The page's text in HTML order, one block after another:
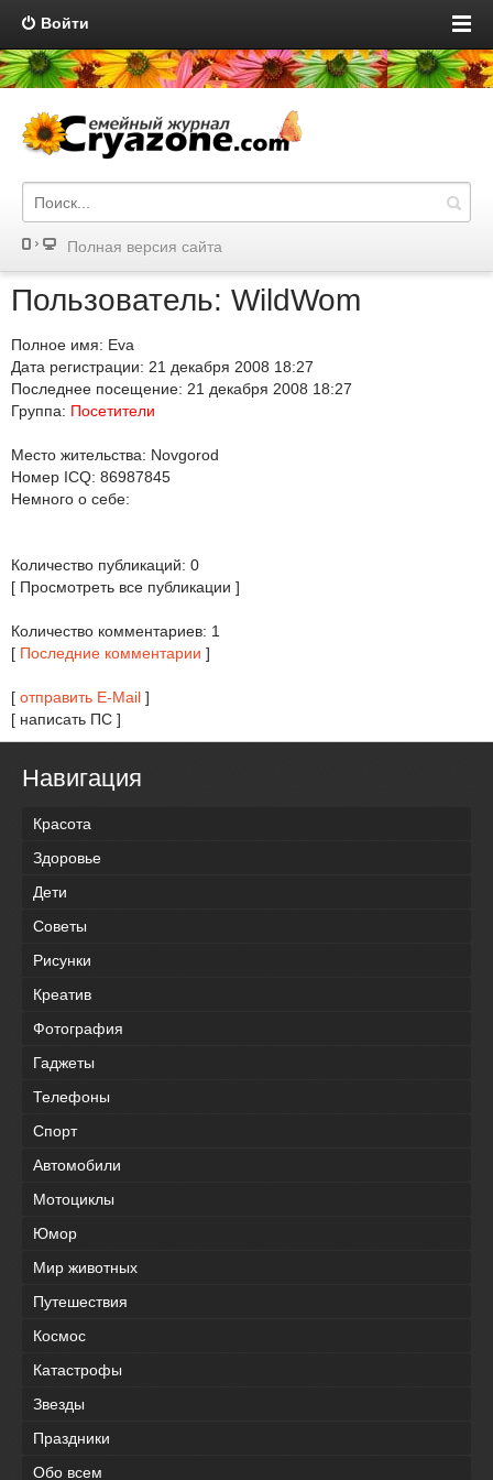
Войти
Полная версия сайта
Пользователь: WildWom
Полное имя: Eva
Дата регистрации: 21 декабря 2008 18:27
Последнее посещение: 21 декабря 2008 18:27
Группа: Посетители
Место жительства: Novgorod
Номер ICQ: 86987845
Немного о себе:
Количество публикаций: 0
[ Просмотреть все публикации ]
Количество комментариев: 1
[ Последние комментарии ]
[ отправить E-Mail ]
[ написать ПС ]
Навигация
Красота
Здоровье
Дети
Советы
Рисунки
Креатив
Фотография
Гаджеты
Телефоны
Спорт
Автомобили
Мотоциклы
Юмор
Мир животных
Путешествия
Космос
Катастрофы
Звезды
Праздники
Обо всем